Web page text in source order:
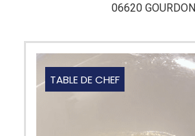
TABLE DE CHEF
06620 GOURDON